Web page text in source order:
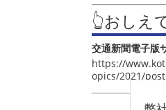
👆おしえ
交通新聞電子版
https://
opics/2021/